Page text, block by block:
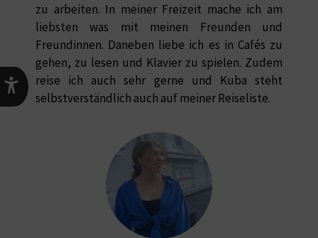
zu arbeiten. In meiner Freizeit mache ich am
liebsten was mit meinen Freunden und
Freundinnen. Daneben liebe ich es in Cafés zu
gehen, zu lesen und Klavier zu spielen. Zudem
reise ich auch sehr gerne und Kuba steht
selbstverständlich auch auf meiner Reiseliste.